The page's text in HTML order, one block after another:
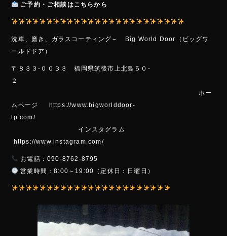
ご予約・ご相談はこちらから
洗車、磨き、ガラスコーティング～ Big World Door（ビッグワ
ールドドア）
〒８３３-００３３ 福岡県筑後市上北島５０-
２
ホー
ムページ https://www.bigworlddoor-
lp.com/
インスタグラム
https://www.instagram.com/
お電話：090-8762-8795
営業時間：8:00～19:00（定休日：日曜日）